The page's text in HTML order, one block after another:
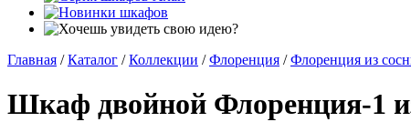
Главная / Каталог / Коллекции / Флоренция / Флоренция из
Шкаф двойной Флоренция-1